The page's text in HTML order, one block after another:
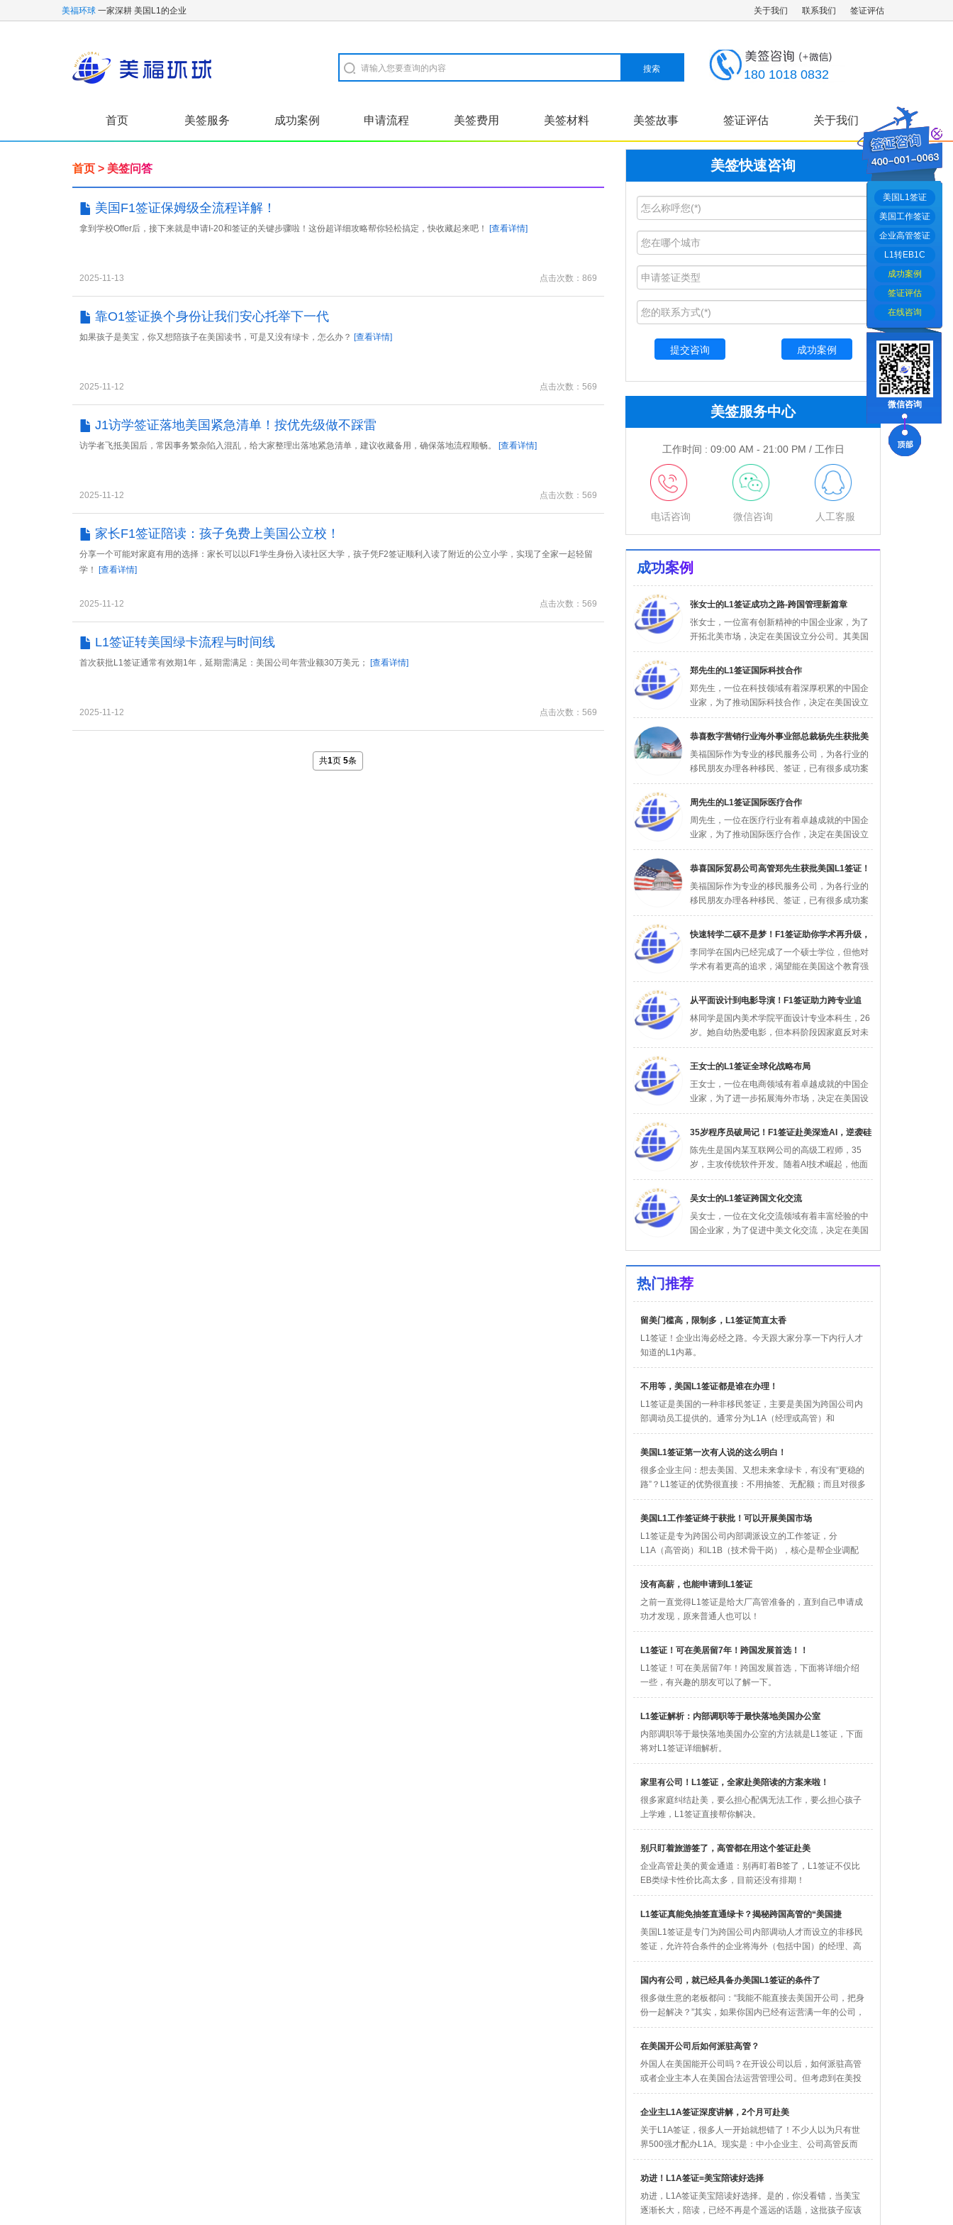
美福环球 一家深耕 美国L1的企业 关于我们 联系我们 签证评估
180 1018 0832
首页 美签服务 成功案例 申请流程 美签费用 美签材料 美签故事 签证评估 关于我们
首页 > 美签问答
美国F1签证保姆级全流程详解！
拿到学校Offer后，接下来就是申请I-20和签证的关键步骤啦！这份超详细攻略帮你轻松搞定，快收藏起来吧！ [查看详情]
2025-11-13 点击次数：869
靠O1签证换个身份让我们安心托举下一代
如果孩子是美宝，你又想陪孩子在美国读书，可是又没有绿卡，怎么办？ [查看详情]
2025-11-12 点击次数：569
J1访学签证落地美国紧急清单！按优先级做不踩雷
访学者飞抵美国后，常因事务繁杂陷入混乱，给大家整理出落地紧急清单，建议收藏备用，确保落地流程顺畅。 [查看详情]
2025-11-12 点击次数：569
家长F1签证陪读：孩子免费上美国公立校！
分享一个可能对家庭有用的选择：家长可以以F1学生身份入读社区大学，孩子凭F2签证顺利入读了附近的公立小学，实现了全家一起轻留
学！
[查看详情]
2025-11-12 点击次数：569
L1签证转美国绿卡流程与时间线
首次获批L1签证通常有效期1年，延期需满足：美国公司年营业额30万美元； [查看详情]
2025-11-12 点击次数：569
共1页 5条
美签快速咨询
成功案例
美签服务中心
工作时间 : 09:00 AM - 21:00 PM / 工作日
电话咨询 微信咨询 人工客服
成功案例
张女士的L1签证成功之路-跨国管理新篇章
张女士，一位富有创新精神的中国企业家，为了
开拓北美市场，决定在美国设立分公司。其美国
公司于2023年8月成立，随后，张女...
郑先生的L1签证国际科技合作
郑先生，一位在科技领域有着深厚积累的中国企
业家，为了推动国际科技合作，决定在美国设立
研发中心。其美国公司于2024年5月...
恭喜数字营销行业海外事业部总裁杨先生获批美
国L1签
美福国际作为专业的移民服务公司，为各行业的
移民朋友办理各种移民、签证，已有很多成功案
例，下面就为大家分享数字营销行业海外...
周先生的L1签证国际医疗合作
周先生，一位在医疗行业有着卓越成就的中国企
业家，为了推动国际医疗合作，决定在美国设立
医疗中心。其美国公司于2024年3月...
恭喜国际贸易公司高管郑先生获批美国L1签证！
美福国际作为专业的移民服务公司，为各行业的
移民朋友办理各种移民、签证，已有很多成功案
例，下面就为大家分享国际贸易公司高管...
快速转学二硕不是梦！F1签证助你学术再升级，
攀登知
李同学在国内已经完成了一个硕士学位，但他对
学术有着更高的追求，渴望能在美国这个教育强
国攻读第二个硕士学位，以拓宽自己的学...
从平面设计到电影导演！F1签证助力跨专业追
梦，好莱
林同学是国内美术学院平面设计专业本科生，26
岁。她自幼热爱电影，但本科阶段因家庭反对未
选择影视专业。毕业后，她通过自学拍...
王女士的L1签证全球化战略布局
王女士，一位在电商领域有着卓越成就的中国企
业家，为了进一步拓展海外市场，决定在美国设
立分公司。其美国公司于2023年9月...
35岁程序员破局记！F1签证赴美深造AI，逆袭硅
谷
陈先生是国内某互联网公司的高级工程师，35
岁，主攻传统软件开发。随着AI技术崛起，他面
临技能过时的风险。为转型AI领域，...
吴女士的L1签证跨国文化交流
吴女士，一位在文化交流领域有着丰富经验的中
国企业家，为了促进中美文化交流，决定在美国
热门推荐
留美门槛高，限制多，L1签证简直太香
L1签证！企业出海必经之路。今天跟大家分享一下内行人才
知道的L1内幕。
不用等，美国L1签证都是谁在办理！
L1签证​是美国的一种非移民签证，主要是美国为跨国公司内
部调动员工提供的。通常分为L1A（经理或高管）和
L1B（具有特殊...
美国L1签证第一次有人说的这么明白！
很多企业主问：想去美国、又想未来拿绿卡，有没有“更稳的
路”？L1签证​的优势很直接：不用抽签、无配额；而且对很多
老板更友...
美国L1工作签证终于获批！可以开展美国市场
L1签证是专为跨国公司内部调派设立的工作签证，分
L1A（高管岗）和L1B（技术骨干岗），核心是帮企业调配
核心人才，下签率...
没有高薪，也能申请到L1签证
之前一直觉得L1签证​是给大厂高管准备的，直到自己申请成
功才发现，原来普通人也可以！
L1签证！可在美居留7年！跨国发展首选！！
L1签证！可在美居留7年！跨国发展首选，下面将详细介绍
一些，有兴趣的朋友可以了解一下。
L1签证解析：内部调职等于最快落地美国办公室
内部调职等于最快落地美国办公室的方法就是L1签证，下面
将对L1签证详细解析。
家里有公司！L1签证，全家赴美陪读的方案来啦！
很多家庭纠结赴美，要么担心配偶无法工作，要么担心孩子
上学难，L1签证​直接帮你解决。
别只盯着旅游签了，高管都在用这个签证赴美
企业高管赴美的黄金通道：别再盯着B签了，L1签证​不仅比
EB类绿卡性价比高太多，目前还没有排期！
L1签证真能免抽签直通绿卡？揭秘跨国高管的“美国捷
美国L1签证​是专门为跨国公司内部调动人才而设立的非移民
签证，允许符合条件的企业将海外（包括中国）的经理、高
管或拥有特殊...
国内有公司，就已经具备办美国L1签证的条件了
很多做生意的老板都问：“我能不能直接去美国开公司，把身
份一起解决？”其实，如果你国内已经有运营满一年的公司，
L1签证​可...
在美国开公司后如何派驻高管？
外国人在美国能开公司吗？在开设公司以后，如何派驻高管
或者企业主本人在美国合法运营管理公司。但考虑到在美投
资的跨国公司有外...
企业主L1A签证深度讲解，2个月可赴美
关于L1A签证​，很多人一开始就想错了！不少人以为只有世
界500强才配办L1A。现实是：中小企业主、公司高管反而
是常见获...
劝进！L1A签证=美宝陪读好选择
劝进，L1A签证美宝陪读好选择。是的，你没看错，当美宝
逐渐长大，陪读，已经不再是个遥远的话题，这批孩子应该
美国L1签证
美国工作签证
企业高管签证
L1转EB1C
成功案例
签证评估
在线咨询
微信咨询